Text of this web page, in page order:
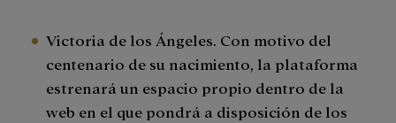
Victoria de los Ángeles. Con motivo del
centenario de su nacimiento, la plataforma
estrenará un espacio propio dentro de la
web en el que pondrá a disposición de los